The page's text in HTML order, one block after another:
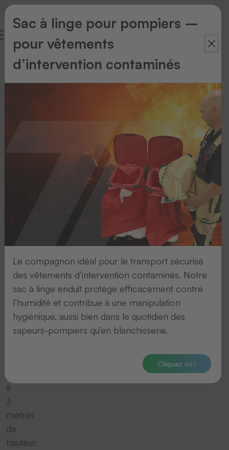
Convoyeur
ascentionnel
sale
en
hauteur
Le
poste
de
à
3
mètres
de
hauteur.
Sac à linge pour pompiers –
pour vêtements
d’intervention contaminés
Le compagnon idéal pour le transport sécurisé
des vêtements d’intervention contaminés. Notre
sac à linge enduit protège efficacement contre
l’humidité et contribue à une manipulation
hygiénique, aussi bien dans le quotidien des
sapeurs-pompiers qu’en blanchisserie.
Cliquez ici !